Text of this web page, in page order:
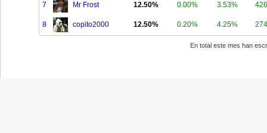
7 Mr Frost 12.50% 0.00% 3.53%
8 copito2000 12.50% 0.20% 4.25%
En total este mes han